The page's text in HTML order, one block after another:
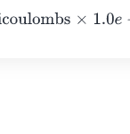
×1.0e+9=